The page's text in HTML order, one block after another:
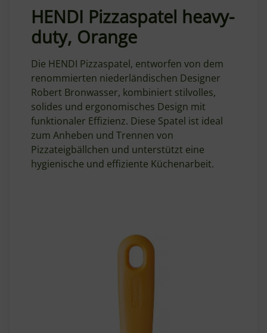
HENDI Pizzaspatel heavy-
duty, Orange
Die HENDI Pizzaspatel, entworfen von dem
renommierten niederländischen Designer
Robert Bronwasser, kombiniert stilvolles,
solides und ergonomisches Design mit
funktionaler Effizienz. Diese Spatel ist ideal
zum Anheben und Trennen von
Pizzateigbällchen und unterstützt eine
hygienische und effiziente Küchenarbeit.